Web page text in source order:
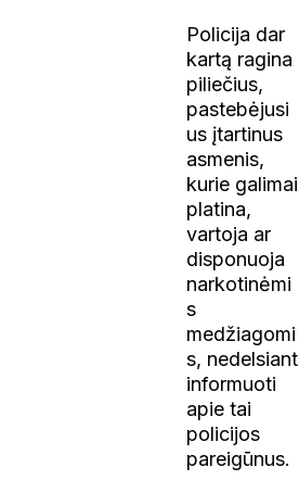
Policija dar
kartą ragina
piliečius,
pastebėjusi
us įtartinus
asmenis,
kurie galimai
platina,
vartoja ar
disponuoja
narkotinėmi
s
medžiagomi
s, nedelsiant
informuoti
apie tai
policijos
pareigūnus.